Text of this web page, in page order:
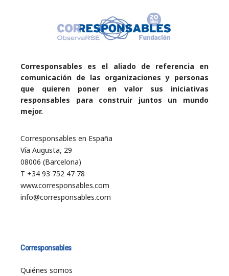
Corresponsables es el aliado de referencia en
comunicación de las organizaciones y personas
que quieren poner en valor sus iniciativas
responsables para construir juntos un mundo
mejor.
Corresponsables en España
Vía Augusta, 29
08006 (Barcelona)
T +34 93 752 47 78
www.corresponsables.com
info@corresponsables.com
Corresponsables
Quiénes somos